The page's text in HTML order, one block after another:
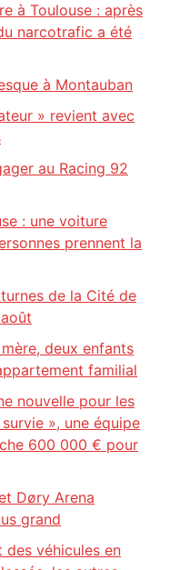
à Toulouse : après
narcotrafic a été
à Montauban
» revient avec
au Racing 92
: une voiture
prennent la
de la Cité de
deux enfants
familial
nouvelle pour les
», une équipe
600 000 € pour
Døry Arena
grand
véhicules en